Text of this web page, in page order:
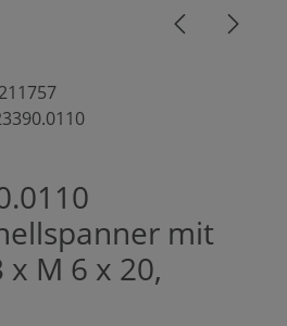
mit
x M 6 x 20,